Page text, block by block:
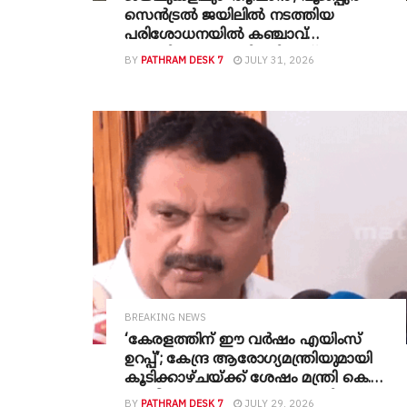
സെൻട്രൽ ജയിലിൽ നടത്തിയ
പരിശോധനയിൽ കഞ്ചാവ്
പൊതികൾ, കത്തി, സിഗരറ്റ്
പൊലീസ്
BY PATHRAM DESK 7 JULY 31, 2026
BREAKING NEWS
‘കേരളത്തിന് ഈ വർഷം എയിംസ്
ഉറപ്പ്’; കേന്ദ്ര ആരോഗ്യമന്ത്രിയുമായി
കൂടിക്കാഴ്ചയ്ക്ക് ശേഷം മന്ത്രി കെ.
മുരളീധരൻ; ‘സംസ്ഥാനത്തു നിന്നുള്ള
BY PATHRAM DESK 7 JULY 29, 2026